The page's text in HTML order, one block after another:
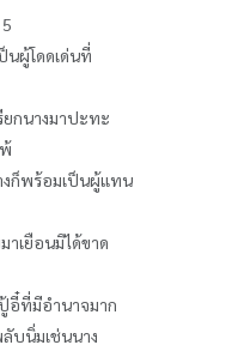
นผู้โดดเด่นที่
ยกนางมาปะทะ
งก็พร้อมเป็นผู้แทน
าเยือนมิได้ขาด
อี๋ที่มีอำนาจมาก
บนิ่มเช่นนาง